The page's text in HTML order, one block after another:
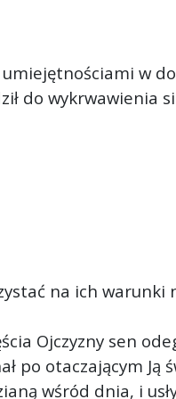
w
do wykrwawienia
na ich warunki
Ojczyzny sen
po otaczającym
wśród dnia, i